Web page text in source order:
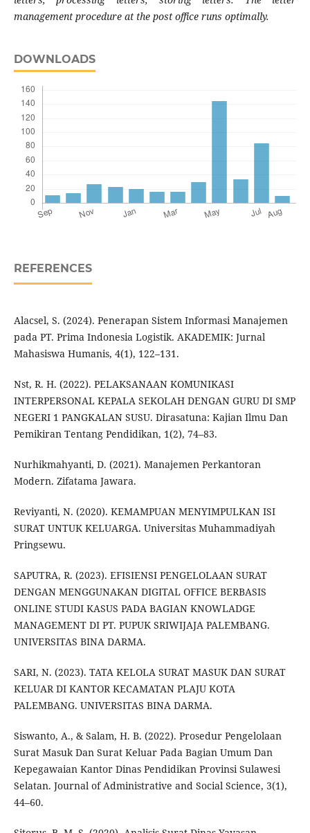
management procedure at the post office runs optimally.
DOWNLOADS
REFERENCES
Alacsel, S. (2024). Penerapan Sistem Informasi Manajemen
pada PT. Prima Indonesia Logistik. AKADEMIK: Jurnal
Mahasiswa Humanis, 4(1), 122–131.
Nst, R. H. (2022). PELAKSANAAN KOMUNIKASI
INTERPERSONAL KEPALA SEKOLAH DENGAN GURU DI SMP
NEGERI 1 PANGKALAN SUSU. Dirasatuna: Kajian Ilmu Dan
Pemikiran Tentang Pendidikan, 1(2), 74–83.
Nurhikmahyanti, D. (2021). Manajemen Perkantoran
Modern. Zifatama Jawara.
Reviyanti, N. (2020). KEMAMPUAN MENYIMPULKAN ISI
SURAT UNTUK KELUARGA. Universitas Muhammadiyah
Pringsewu.
SAPUTRA, R. (2023). EFISIENSI PENGELOLAAN SURAT
DENGAN MENGGUNAKAN DIGITAL OFFICE BERBASIS
ONLINE STUDI KASUS PADA BAGIAN KNOWLADGE
MANAGEMENT DI PT. PUPUK SRIWIJAJA PALEMBANG.
UNIVERSITAS BINA DARMA.
SARI, N. (2023). TATA KELOLA SURAT MASUK DAN SURAT
KELUAR DI KANTOR KECAMATAN PLAJU KOTA
PALEMBANG. UNIVERSITAS BINA DARMA.
Siswanto, A., & Salam, H. B. (2022). Prosedur Pengelolaan
Surat Masuk Dan Surat Keluar Pada Bagian Umum Dan
Kepegawaian Kantor Dinas Pendidikan Provinsi Sulawesi
Selatan. Journal of Administrative and Social Science, 3(1),
44–60.